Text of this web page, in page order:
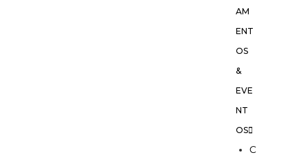
AM
ENT
OS
&
EVE
NT
OS
C